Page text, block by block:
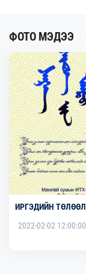
ФОТО МЭДЭЭ
ИРГЭДИЙН
2022-02-02 12:00:00